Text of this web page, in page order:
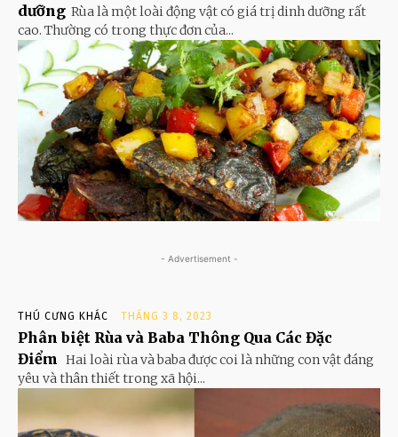
dưỡng Rùa là một loài động vật có giá trị dinh dưỡng rất
cao. Thường có trong thực đơn của...
- Advertisement -
THÚ CƯNG KHÁC THÁNG 3 8, 2023
Phân biệt Rùa và Baba Thông Qua Các Đặc
Điểm
Hai loài rùa và baba được coi là những con vật đáng
yêu và thân thiết trong xã hội...